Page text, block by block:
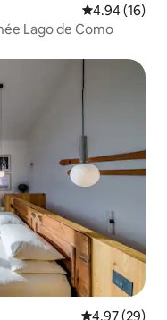
Calificación
4.94 (16)
Lago de Como
Calificación
4.97 (29)